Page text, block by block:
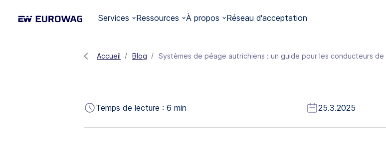
Services Ressources À propos Réseau d'acceptation
Accueil Blog Systèmes de péage autrichiens : un guide pour les conducteurs de
Temps de lecture : 6 min 25.3.2025